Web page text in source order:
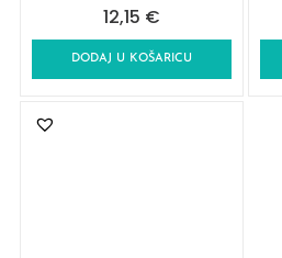
12,15 €
DODAJ U KOŠARICU